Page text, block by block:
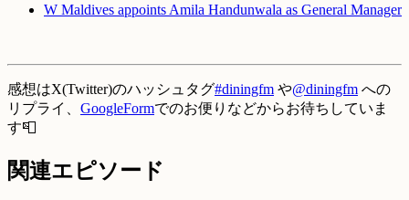
W Maldives appoints Amila Handunwala as General Manager
感想はX(Twitter)のハッシュタグ#diningfm や@diningfm への
リプライ、 GoogleFormでのお便りなどからお待ちしていま
す📮
関連エピソード